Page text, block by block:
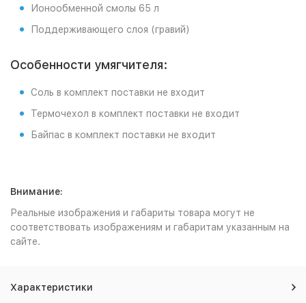
Ионообменной смолы 65 л
Поддерживающего слоя (гравий)
Особенности умягчителя:
Соль в комплект поставки не входит
Термочехол в комплект поставки не входит
Байпас в комплект поставки не входит
Внимание:
Реальные изображения и габариты товара могут не
соответствовать изображениям и габаритам указанным на
сайте.
Характеристики